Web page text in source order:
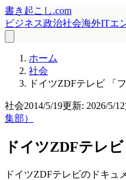
書き起こし.com
ビジネス政治社会海外ITエ
ホーム
社会
ドイツZDFテレビ 「
社会2014/5/19更新: 2026/5/12
集部）
ドイツZDFテレ
ドイツZDFテレビのドキュ